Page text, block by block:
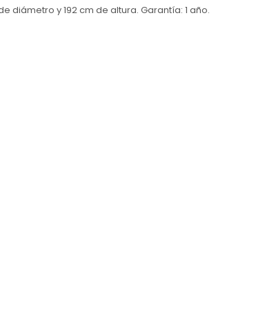
diámetro y 192 cm de altura. Garantía: 1 año.